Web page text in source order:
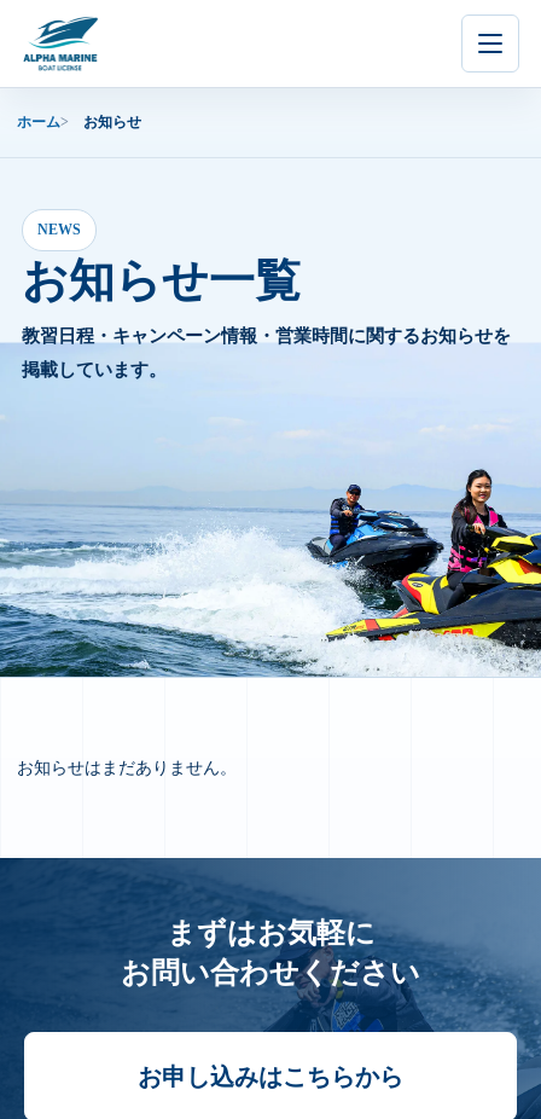
ホーム お知らせ
NEWS
お知らせ一覧
教習日程・キャンペーン情報・営業時間に関するお知らせを
掲載しています。
お知らせはまだありません。
まずはお気軽に
お問い合わせください
お申し込みはこちらから